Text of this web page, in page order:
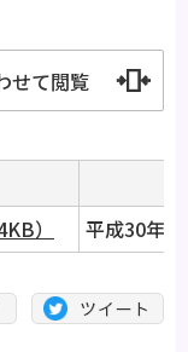
せて閲覧
）
平成30年